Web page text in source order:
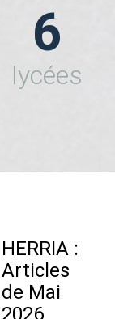
6
lycées
HERRIA :
Articles
de Mai
2026